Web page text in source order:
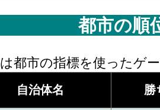
都市の順
都市の指標を使ったゲ
自治体名 勝